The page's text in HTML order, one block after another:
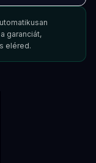
garanciát,
eléred.